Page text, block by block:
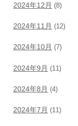
2024年12月 (8)
2024年11月 (12)
2024年10月 (7)
2024年9月 (11)
2024年8月 (4)
2024年7月 (11)